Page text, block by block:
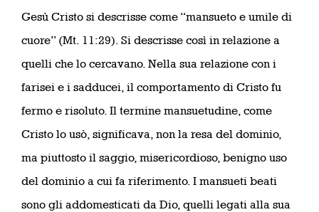
Gesù Cristo si descrisse come “mansueto e umile di
cuore” (Mt. 11:29). Si descrisse così in relazione a
quelli che lo cercavano. Nella sua relazione con i
farisei e i sadducei, il comportamento di Cristo fu
fermo e risoluto. Il termine mansuetudine, come
Cristo lo usò, significava, non la resa del dominio,
ma piuttosto il saggio, misericordioso, benigno uso
del dominio a cui fa riferimento. I mansueti beati
sono gli addomesticati da Dio, quelli legati alla sua